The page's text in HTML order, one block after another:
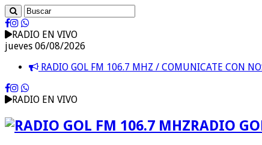
RADIO EN VIVO
jueves 06/08/2026
RADIO GOL FM 106.7 MHZ / COMUNICATE CON
RADIO EN VIVO
RADIO